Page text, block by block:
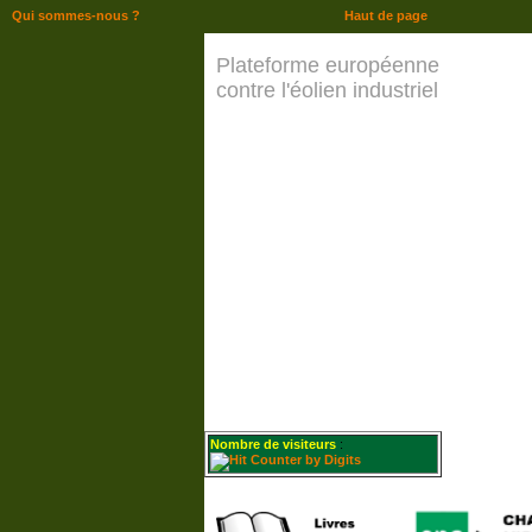
Plateforme européenne
contre l'éolien industriel
Nombre de visiteurs :
Haut de page
Qui sommes-nous ?